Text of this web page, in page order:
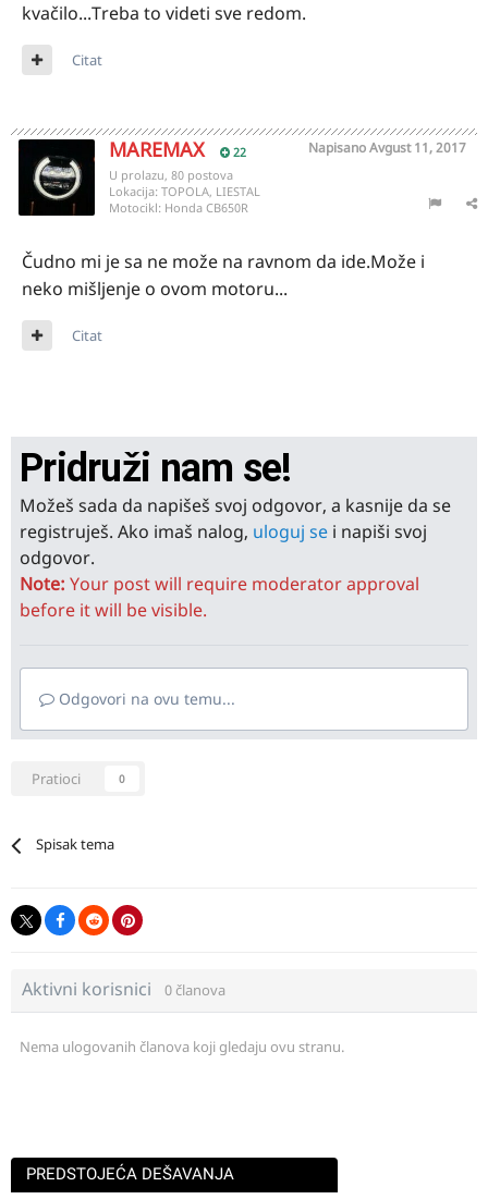
kvačilo...Treba to videti sve redom.
Citat
MAREMAX 22 NapisanoAvgust 11, 2017
U prolazu, 80 postova
Lokacija: TOPOLA, LIESTAL
Motocikl: Honda CB650R
Čudno mi je sa ne može na ravnom da ide.Može i
neko mišljenje o ovom motoru...
Citat
Pridruži nam se!
Možeš sada da napišeš svoj odgovor, a kasnije da se
registruješ. Ako imaš nalog, uloguj se i napiši svoj
odgovor.
Note: Your post will require moderator approval
before it will be visible.
Odgovori na ovu temu...
Pratioci 0
Spisak tema
Aktivni korisnici 0 članova
Nema ulogovanih članova koji gledaju ovu stranu.
PREDSTOJEĆA DEŠAVANJA